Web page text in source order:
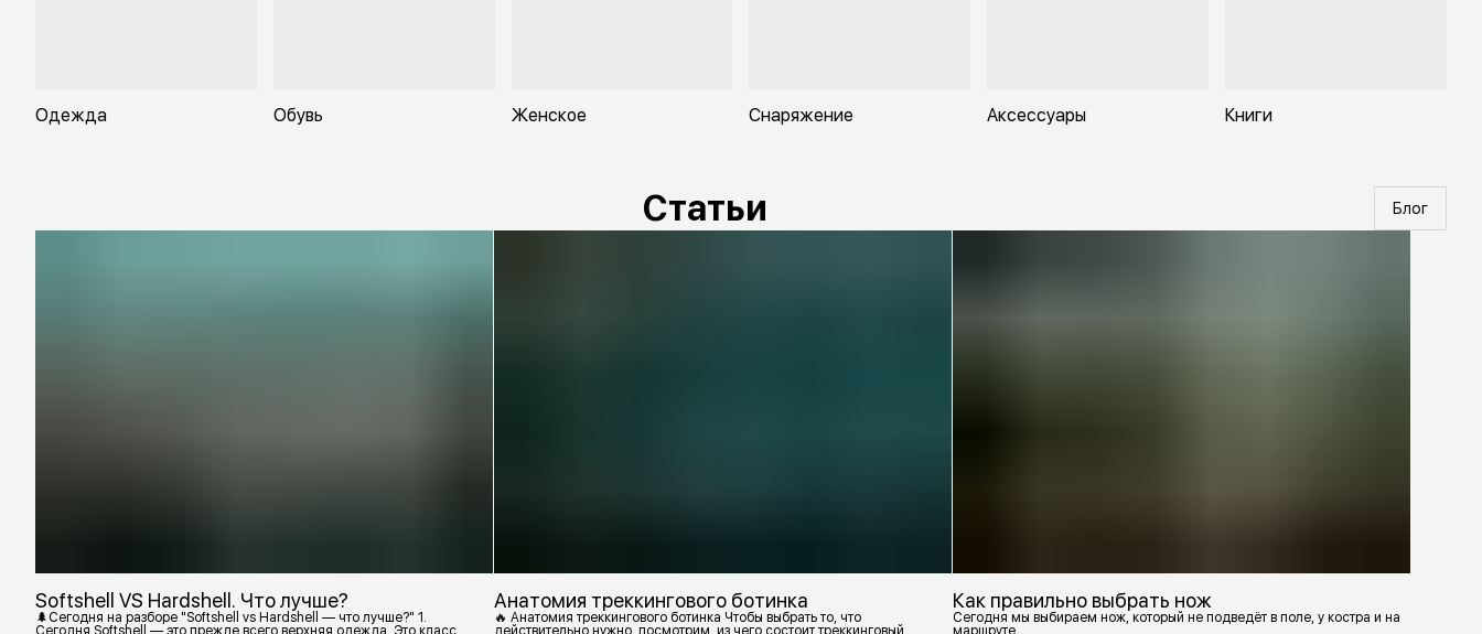
Одежда Обувь Женское Снаряжение Аксессуары Книги
Статьи Блог
Softshell VS Hardshell. Что лучше?
🌲Сегодня на разборе "Softshell vs Hardshell — что лучше?" 1.
Сегодня Softshell — это прежде всего верхняя одежда. Это класс
Анатомия треккингового ботинка
🔥 Анатомия треккингового ботинка Чтобы выбрать то, что
действительно нужно, посмотрим, из чего состоит треккинговый
Как правильно выбрать нож
Сегодня мы выбираем нож, который не подведёт в поле, у костра и на
маршруте.